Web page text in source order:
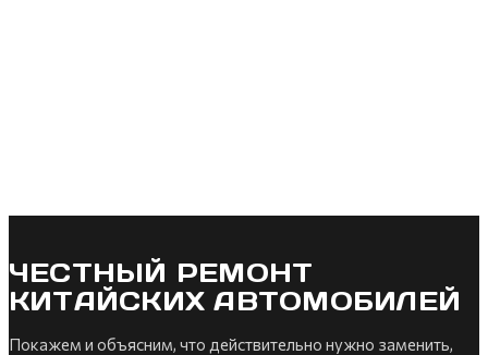
ЧЕСТНЫЙ РЕМОНТ
КИТАЙСКИХ АВТОМОБИЛЕЙ
Покажем и объясним, что действительно нужно заменить,